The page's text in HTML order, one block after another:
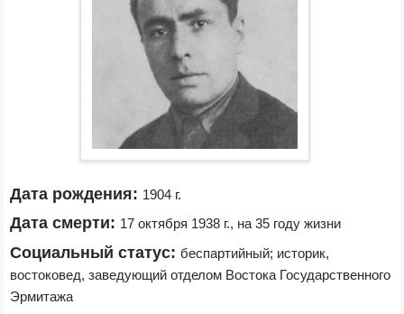
Дата рождения: 1904 г.
Дата смерти: 17 октября 1938 г., на 35 году жизни
Социальный статус: беспартийный; историк,
востоковед, заведующий отделом Востока Государственного
Эрмитажа